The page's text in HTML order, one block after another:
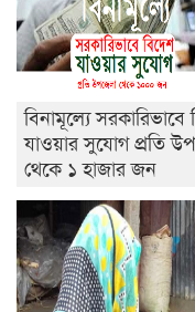
শেষ সময়ে ভোট
বিনামূল্যে সরকারিভাবে
যাওয়ার সুযোগ প্রতি
থেকে ১ হাজার জন